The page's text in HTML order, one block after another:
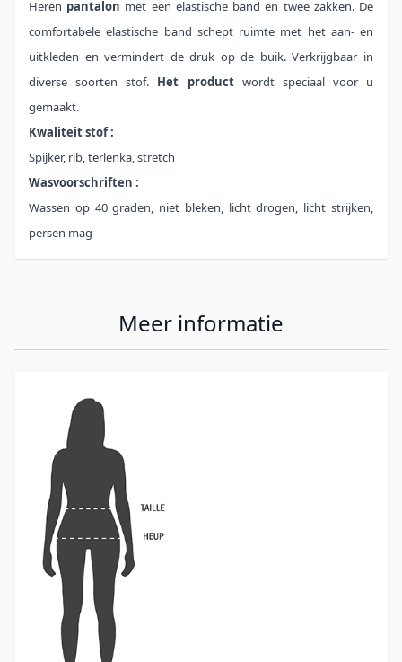
Heren pantalon met een elastische band en twee zakken. De
comfortabele elastische band schept ruimte met het aan- en
uitkleden en vermindert de druk op de buik. Verkrijgbaar in
diverse soorten stof. Het productwordt speciaal voor u
gemaakt.
Kwaliteit stof :
Spijker, rib, terlenka, stretch
Wasvoorschriften :
Wassen op 40 graden, niet bleken, licht drogen, licht strijken,
persen mag
Meer informatie